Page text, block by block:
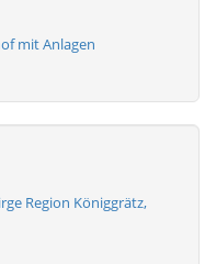
mit Anlagen
Region Königgrätz,